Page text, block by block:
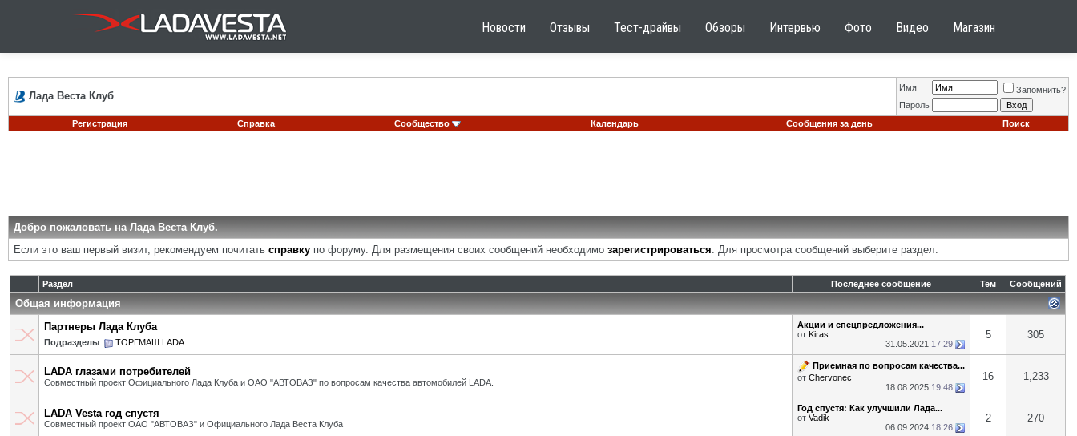
Новости Отзывы Тест-драйвы Обзоры Интервью Фото Видео Магазин
Лада Веста Клуб
Имя
Запомнить?
Пароль
Регистрация
Справка Сообщество Календарь Сообщения за день Поиск
Добро пожаловать на Лада Веста Клуб.
Если это ваш первый визит, рекомендуем почитать справку по форуму. Для размещения своих сообщений необходимо зарегистрироваться. Для просмотра сообщений выберите раздел.
Раздел Последнее сообщение Тем Сообщений
Общая информация
Партнеры Лада Клуба
Подразделы: ТОРГМАШ LADA
Акции и спецпредложения...
от Kiras
31.05.2021 17:29
5 305
LADA глазами потребителей
Совместный проект Официального Лада Клуба и ОАО "АВТОВАЗ" по вопросам качества автомобилей LADA.
Приемная по вопросам качества...
от Chervonec
18.08.2025 19:48
16 1,233
LADA Vesta год спустя
Совместный проект ОАО "АВТОВАЗ" и Официального Лада Веста Клуба
Год спустя: Как улучшили Лада...
от Vadik
06.09.2024 18:26
2 270